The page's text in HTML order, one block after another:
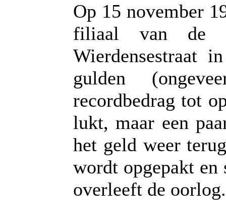
Op 15 november
filiaal van de
Wierdensestraat
gulden
recordbedrag tot
lukt, maar een
het geld weer
wordt opgepakt
overleeft de oorlog.